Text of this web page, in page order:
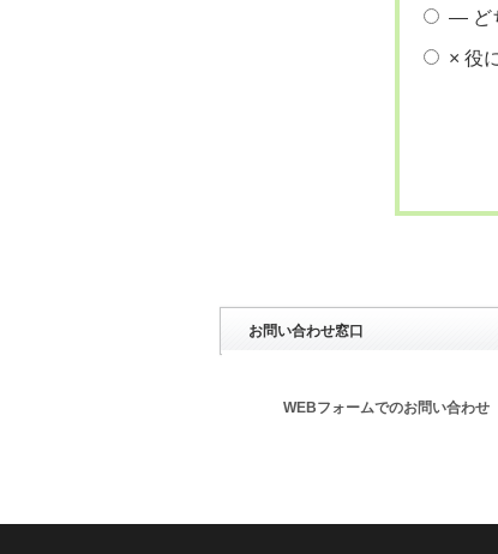
― ど
× 役
お問い合わせ窓口
WEBフォームでのお問い合わせ